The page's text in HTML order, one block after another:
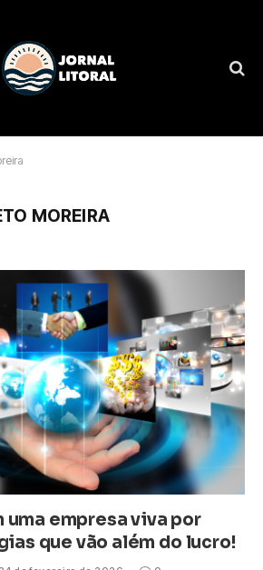
MOREIRA
uma empresa viva por
que vão além do lucro!